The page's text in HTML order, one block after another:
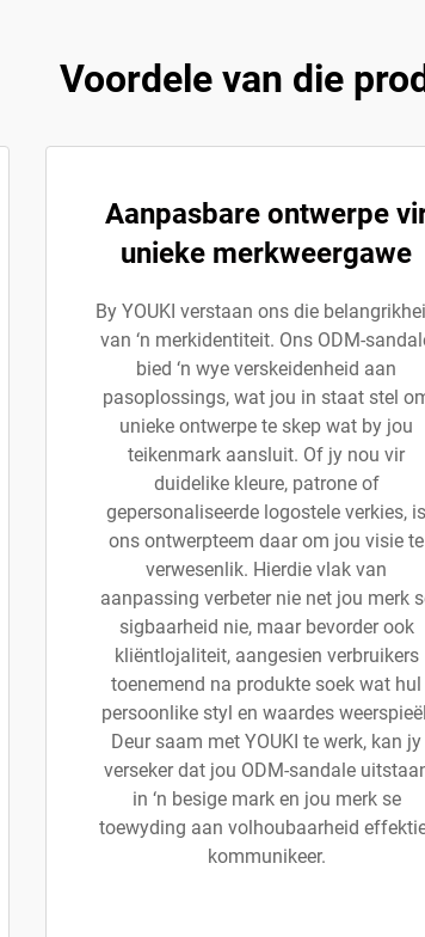
Voordele van die
Aanpasbare ontwerpe
unieke merkweergawe
By YOUKI verstaan ons die
van ‘n merkidentiteit. Ons ODM-
bied ‘n wye verskeidenheid aan
pasoplossings, wat jou in staat stel
unieke ontwerpe te skep wat by jou
teikenmark aansluit. Of jy nou vir
duidelike kleure, patrone of
gepersonaliseerde logostele verkies, is
ons ontwerpteem daar om jou visie te
verwesenlik. Hierdie vlak van
aanpassing verbeter nie net jou merk
sigbaarheid nie, maar bevorder ook
kliëntlojaliteit, aangesien verbruikers
toenemend na produkte soek wat hul
persoonlike styl en waardes
Deur saam met YOUKI te werk, kan jy
verseker dat jou ODM-sandale
in ‘n besige mark en jou merk se
toewyding aan volhoubaarheid
kommunikeer.